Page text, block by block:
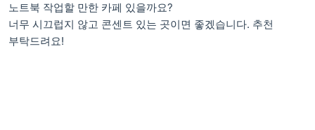
노트북 작업할 만한 카페 있을까요?
너무 시끄럽지 않고 콘센트 있는 곳이면 좋겠습니다. 추천
부탁드려요!